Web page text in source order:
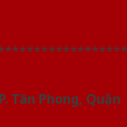
Tân Phong, Quận